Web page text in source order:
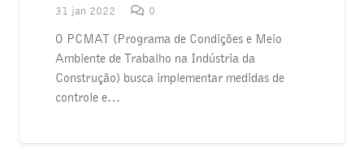
31 jan 2022 0
O PCMAT (Programa de Condições e Meio
Ambiente de Trabalho na Indústria da
Construção) busca implementar medidas de
controle e…